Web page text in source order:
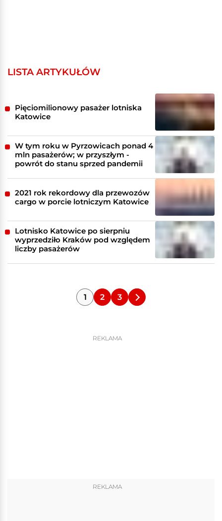
LISTA ARTYKUŁÓW
Pięciomilionowy pasażer lotniska
Katowice
W tym roku w Pyrzowicach ponad 4
mln pasażerów; w przyszłym -
powrót do stanu sprzed pandemii
2021 rok rekordowy dla przewozów
cargo w porcie lotniczym Katowice
Lotnisko Katowice po sierpniu
wyprzedziło Kraków pod względem
liczby pasażerów
1 2 3
REKLAMA
REKLAMA